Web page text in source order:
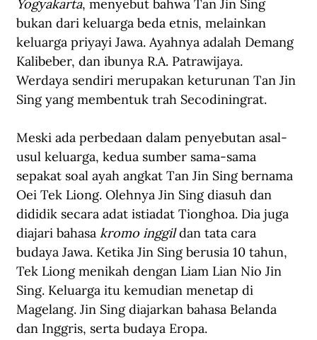
Yogyakarta, menyebut bahwa Tan Jin Sing
bukan dari keluarga beda etnis, melainkan
keluarga priyayi Jawa. Ayahnya adalah Demang
Kalibeber, dan ibunya R.A. Patrawijaya.
Werdaya sendiri merupakan keturunan Tan Jin
Sing yang membentuk trah Secodiningrat.
Meski ada perbedaan dalam penyebutan asal-
usul keluarga, kedua sumber sama-sama
sepakat soal ayah angkat Tan Jin Sing bernama
Oei Tek Liong. Olehnya Jin Sing diasuh dan
dididik secara adat istiadat Tionghoa. Dia juga
diajari bahasa kromo inggil dan tata cara
budaya Jawa. Ketika Jin Sing berusia 10 tahun,
Tek Liong menikah dengan Liam Lian Nio Jin
Sing. Keluarga itu kemudian menetap di
Magelang. Jin Sing diajarkan bahasa Belanda
dan Inggris, serta budaya Eropa.